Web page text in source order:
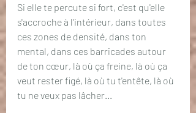
Si elle te percute si fort, c'est qu'elle
s'accroche à l'intérieur, dans toutes
ces zones de densité, dans ton
mental, dans ces barricades autour
de ton cœur, là où ça freine, là où ça
veut rester figé, là où tu t'entête, là où
tu ne veux pas lâcher...